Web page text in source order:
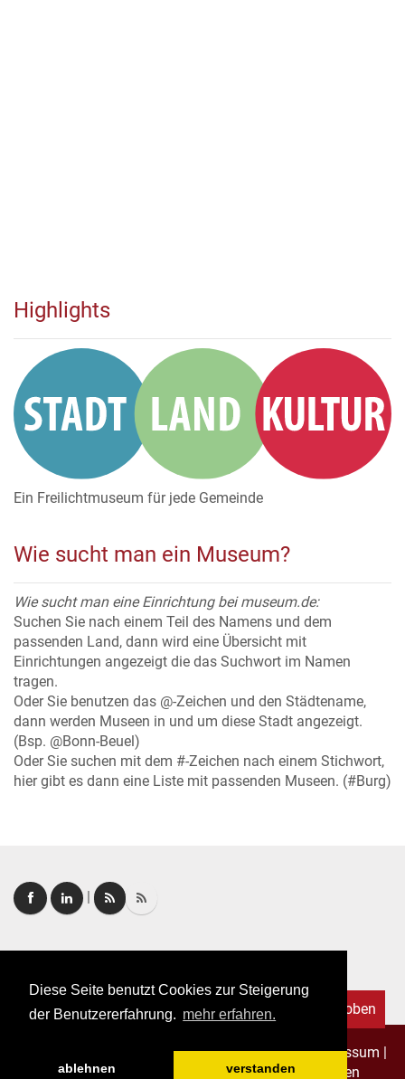
Diese Seite benutzt Cookies zur Steigerung
der Benutzererfahrung. mehr erfahren.
ablehnen verstanden
Highlights
Ein Freilichtmuseum für jede Gemeinde
Wie sucht man ein Museum?
Wie sucht man eine Einrichtung bei museum.de:
Suchen Sie nach einem Teil des Namens und dem
passenden Land, dann wird eine Übersicht mit
Einrichtungen angezeigt die das Suchwort im Namen
tragen.
Oder Sie benutzen das @-Zeichen und den Städtename,
dann werden Museen in und um diese Stadt angezeigt.
(Bsp. @Bonn-Beuel)
Oder Sie suchen mit dem #-Zeichen nach einem Stichwort,
hier gibt es dann eine Liste mit passenden Museen. (#Burg)
Copyright © 2026. Alle Rechte vorbehalten.–Impressum
Datenschutz
Allgemeine Geschäftsbedingungen
Nach oben